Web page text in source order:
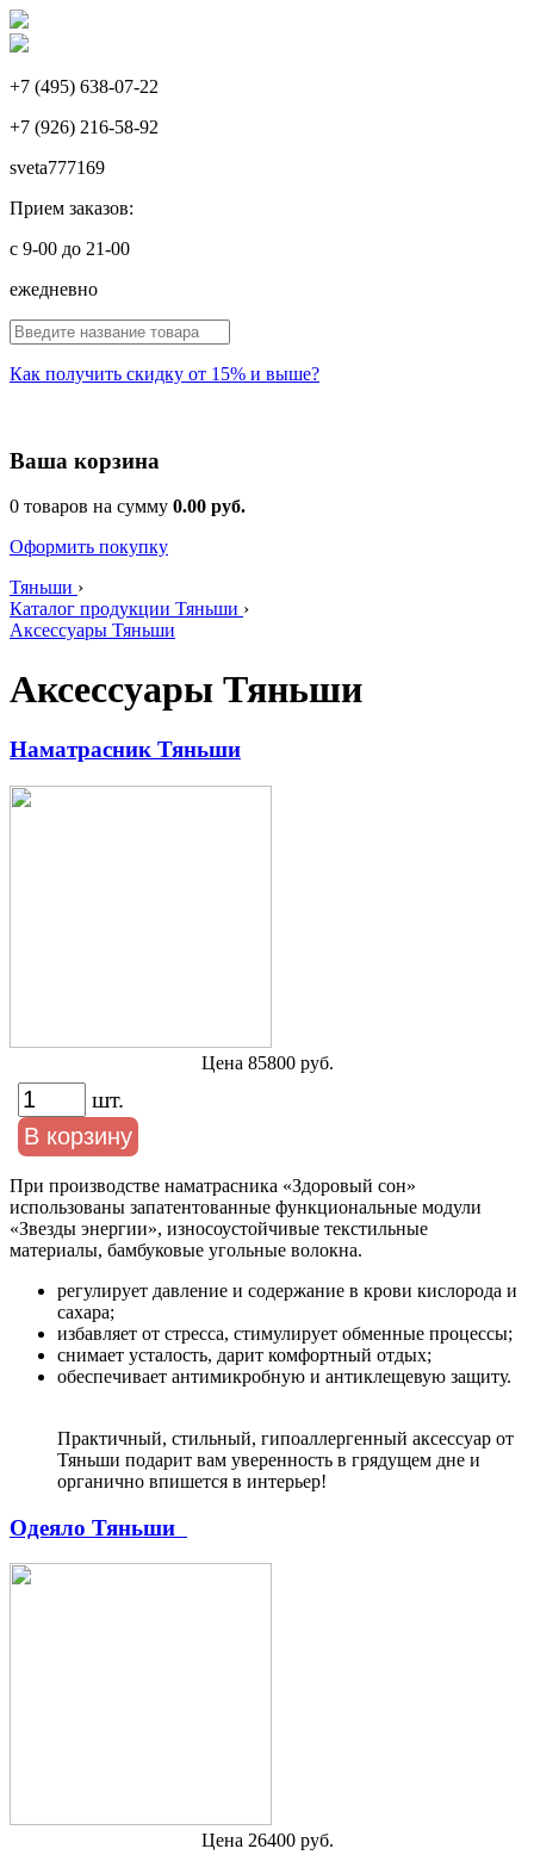
+7 (495) 638-07-22
+7 (926) 216-58-92
sveta777169
Прием заказов:
с 9-00 до 21-00
ежедневно
Как получить скидку от 15% и выше?
Ваша корзина
0 товаров на сумму 0.00 руб.
Оформить покупку
Тяньши ›
Каталог продукции Тяньши ›
Аксессуары Тяньши
Аксессуары Тяньши
Наматрасник Тяньши
Цена 85800 руб.
шт.
При производстве наматрасника «Здоровый сон»
использованы запатентованные функциональные модули
«Звезды энергии», износоустойчивые текстильные
материалы, бамбуковые угольные волокна.
регулирует давление и содержание в крови кислорода и
сахара;
избавляет от стресса, стимулирует обменные процессы;
снимает усталость, дарит комфортный отдых;
обеспечивает антимикробную и антиклещевую защиту.
Практичный, стильный, гипоаллергенный аксессуар от
Тяньши подарит вам уверенность в грядущем дне и
органично впишется в интерьер!
Одеяло Тяньши
Цена 26400 руб.